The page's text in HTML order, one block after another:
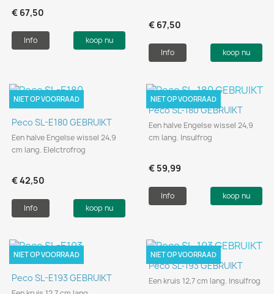
€ 67,50
Info koop nu
€ 67,50
Info koop nu
Peco SL-E180 GEBRUIKT
Een halve Engelse wissel 24,9
cm lang. Elelctrofrog
€ 42,50
Info koop nu
NIET OP VOORRAAD
Peco SL-180 GEBRUIKT
Een halve Engelse wissel 24,9
cm lang. Insulfrog
€ 59,99
Info koop nu
NIET OP VOORRAAD
Peco SL-E193 GEBRUIKT
NIET OP VOORRAAD
Peco SL-193 GEBRUIKT
Een kruis 12,7 cm lang. Insulfrog
NIET OP VOORRAAD